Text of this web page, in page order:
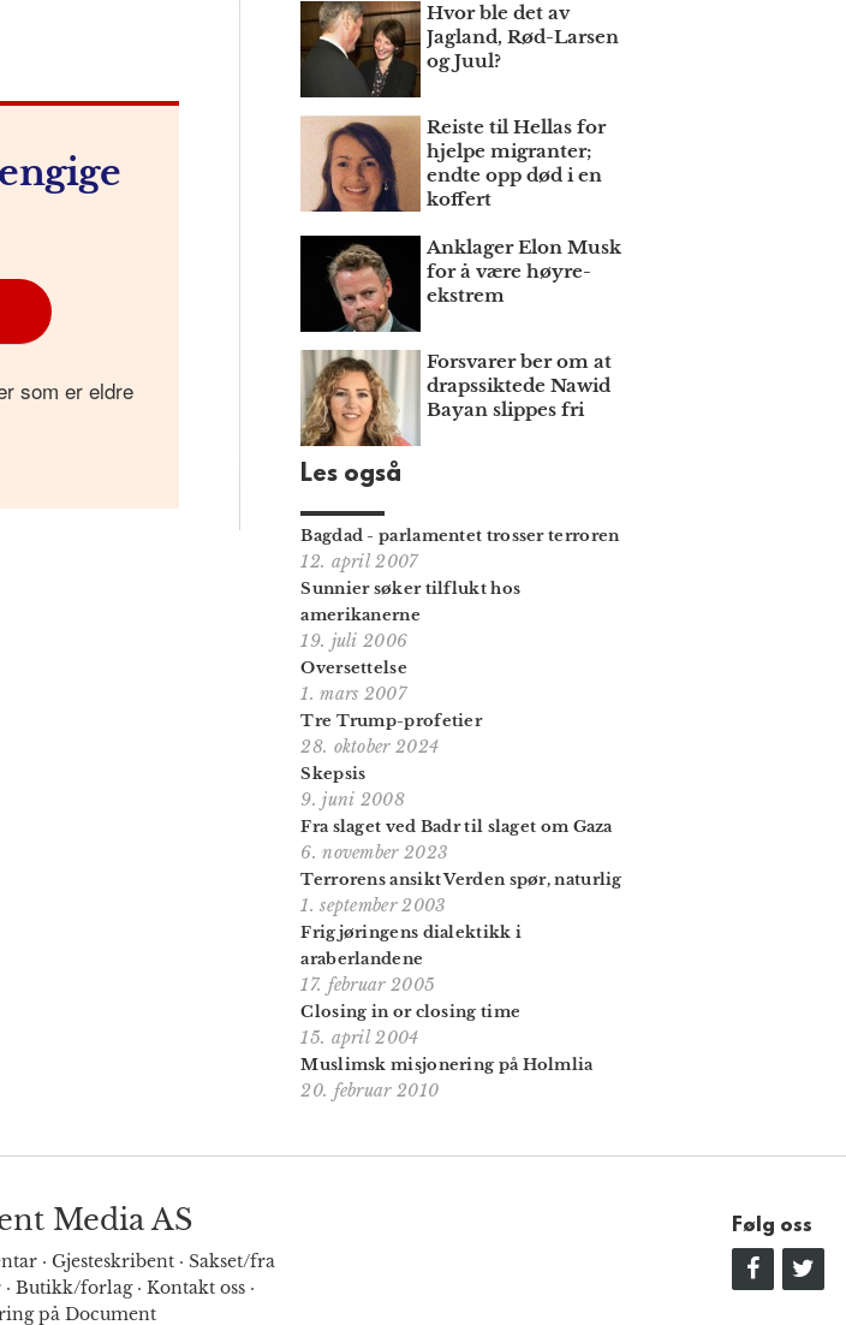
som er eldre
Hvor ble det av
Jagland, Rød-Larsen
og Juul?
Reiste til Hellas for
hjelpe migranter;
endte opp død i en
koffert
Anklager Elon Musk
for å være høyre­
ekstrem
Forsvarer ber om at
draps­siktede Nawid
Bayan slippes fri
Les også
Bagdad - parlamentet trosser terroren
12. april 2007
Sunnier søker tilflukt hos
amerikanerne
19. juli 2006
Oversettelse
1. mars 2007
Tre Trump-profetier
28. oktober 2024
Skepsis
9. juni 2008
Fra slaget ved Badr til slaget om Gaza
6. november 2023
Terrorens ansikt Verden spør, naturlig
1. september 2003
Frigjøringens dialektikk i
araberlandene
17. februar 2005
Closing in or closing time
15. april 2004
Muslimsk misjonering på Holmlia
20. februar 2010
Media AS
· Gjesteskribent · Sakset/fra
· Butikk/forlag· Kontakt oss·
på Document
Følg oss